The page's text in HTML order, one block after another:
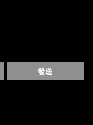
發送